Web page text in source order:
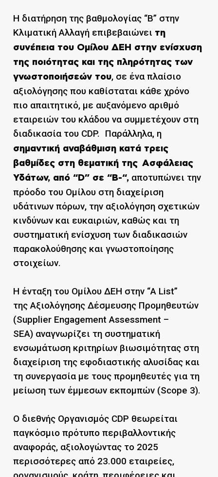
Η διατήρηση της βαθμολογίας “Β” στην
Κλιματική Αλλαγή επιβεβαιώνει τη
συνέπεια του Ομίλου ΔΕΗ στην ενίσχυση
της ποιότητας και της πληρότητας των
γνωστοποιήσεών του, σε ένα πλαίσιο
αξιολόγησης που καθίσταται κάθε χρόνο
πιο απαιτητικό, με αυξανόμενο αριθμό
εταιρειών του κλάδου να συμμετέχουν στη
διαδικασία του CDP. Παράλληλα, η
σημαντική αναβάθμιση κατά τρεις
βαθμίδες στη θεματική της Ασφάλειας
Υδάτων, από “D” σε “B-“,αποτυπώνει την
πρόοδο του Ομίλου στη διαχείριση
υδάτινων πόρων, την αξιολόγηση σχετικών
κινδύνων και ευκαιριών, καθώς και τη
συστηματική ενίσχυση των διαδικασιών
παρακολούθησης και γνωστοποίησης
στοιχείων.
Η ένταξη του Ομίλου ΔΕΗ στην “A List”
της Αξιολόγησης Δέσμευσης Προμηθευτών
(Supplier Engagement Assessment –
SEA) αναγνωρίζει τη συστηματική
ενσωμάτωση κριτηρίων βιωσιμότητας στη
διαχείριση της εφοδιαστικής αλυσίδας και
τη συνεργασία με τους προμηθευτές για τη
μείωση των έμμεσων εκπομπών (Scope 3).
Ο διεθνής Οργανισμός CDP θεωρείται
παγκόσμιο πρότυπο περιβαλλοντικής
αναφοράς, αξιολογώντας το 2025
περισσότερες από 23.000 εταιρείες,